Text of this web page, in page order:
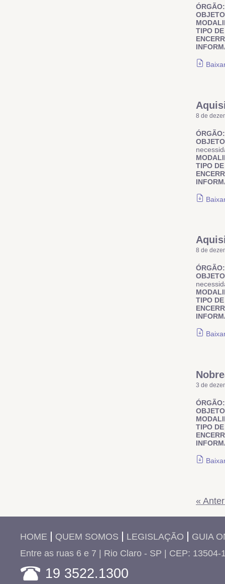
ÓRGÃO:
TIPO
8 de
ÓRGÃO:
TIPO
8 de
ÓRGÃO:
TIPO
3 de
ÓRGÃO:
TIPO
«
HOME QUEM SOMOS LEGISLAÇÃO
GUIA
Entre as ruas 6 e 7 | Rio Claro - SP | CEP: 13504-
19 3522.1300